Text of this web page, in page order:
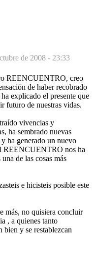
de 2008 - 23:33
REENCUENTRO, creo
de haber recobrado
explicado el presente que
futuro de nuestras vidas.
vivencias y
ha sembrado nuevas
ha generado un nuevo
REENCUENTRO nos ha
de las cosas más
e hicisteis posible este
más, no quisiera concluir
, a quienes tanto
bien y se restablezcan